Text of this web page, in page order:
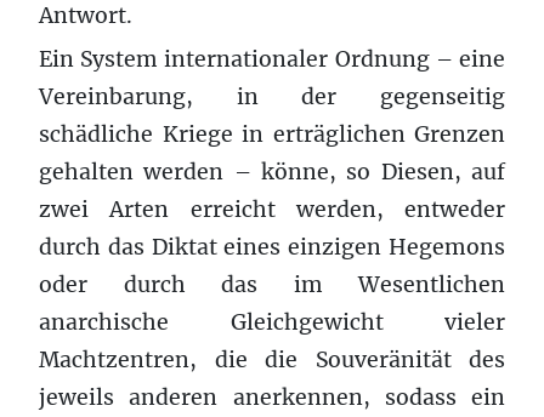
Antwort.
Ein System internationaler Ordnung – eine
Vereinbarung, in der gegenseitig
schädliche Kriege in erträglichen Grenzen
gehalten werden – könne, so Diesen, auf
zwei Arten erreicht werden, entweder
durch das Diktat eines einzigen Hegemons
oder durch das im Wesentlichen
anarchische Gleichgewicht vieler
Machtzentren, die die Souveränität des
jeweils anderen anerkennen, sodass ein